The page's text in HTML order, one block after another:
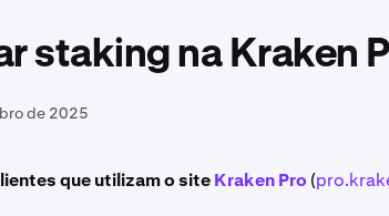
staking na Kraken
de 2025
que utilizam o siteKraken Pro (